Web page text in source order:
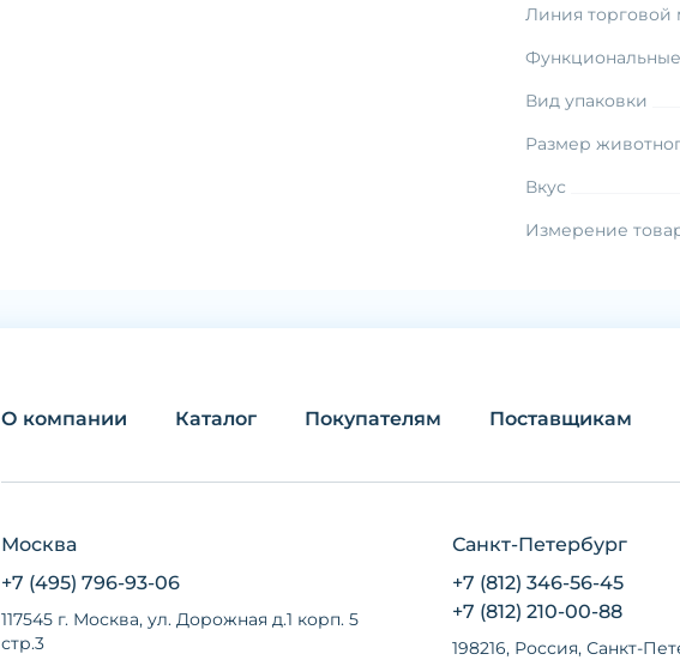
Линия торговой
Вид упаковки
Размер
Вкус
Измерение
О компании Каталог Покупателям Поставщикам
Москва
+7 (495) 796-93-06
117545 г. Москва, ул. Дорожная д.1 корп. 5
стр.3
Санкт-Петербург
+7 (812) 346-56-45
+7 (812) 210-00-88
198216, Россия, Санкт-